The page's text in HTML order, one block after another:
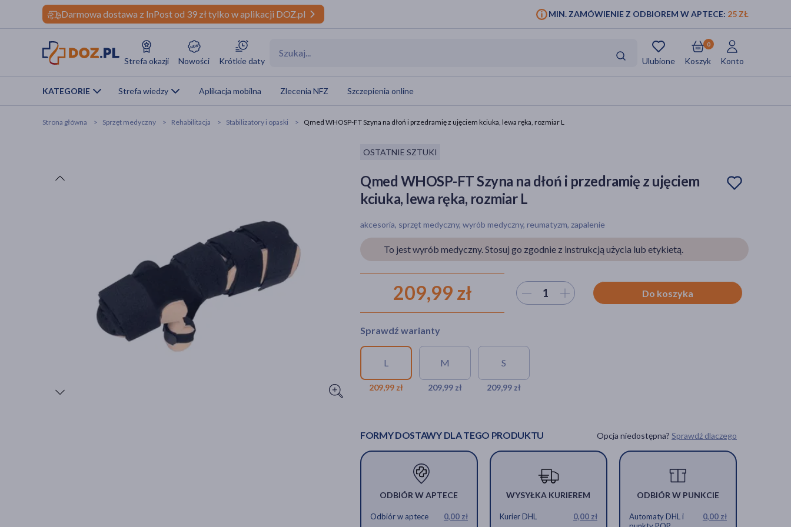
Darmowa dostawa z InPost od 39 zł tylko w aplikacji DOZ.pl MIN. ZAMÓWIENIE Z ODBIOREM W APTECE: 25 ZŁ
Strefa okazji Nowości Krótkie daty Ulubione Koszyk
0
Konto
KATEGORIE Strefa wiedzy Aplikacja mobilna Zlecenia NFZ Szczepienia online
Strona główna Sprzęt medyczny Rehabilitacja Stabilizatory i opaski Qmed WHOSP-FT Szyna na dłoń i przedramię z ujęciem kciuka, lewa ręka, rozmiar L
OSTATNIE SZTUKI
Qmed WHOSP-FT Szyna na dłoń i przedramię z ujęciem
kciuka, lewa ręka, rozmiar L
akcesoria, sprzęt medyczny, wyrób medyczny, reumatyzm, zapalenie
To jest wyrób medyczny. Stosuj go zgodnie z instrukcją użycia lub etykietą.
209,99 zł Wybierz ilość Do koszyka
Sprawdź warianty
L
209,99 zł
M
209,99 zł
S
209,99 zł
FORMY DOSTAWY DLA TEGO PRODUKTU Opcja niedostępna? Sprawdź dlaczego
ODBIÓR W APTECE
Odbiór w aptece 0,00 zł
WYSYŁKA KURIEREM
Kurier DHL 0,00 zł
ODBIÓR W PUNKCIE
Automaty DHL i
0,00 zł